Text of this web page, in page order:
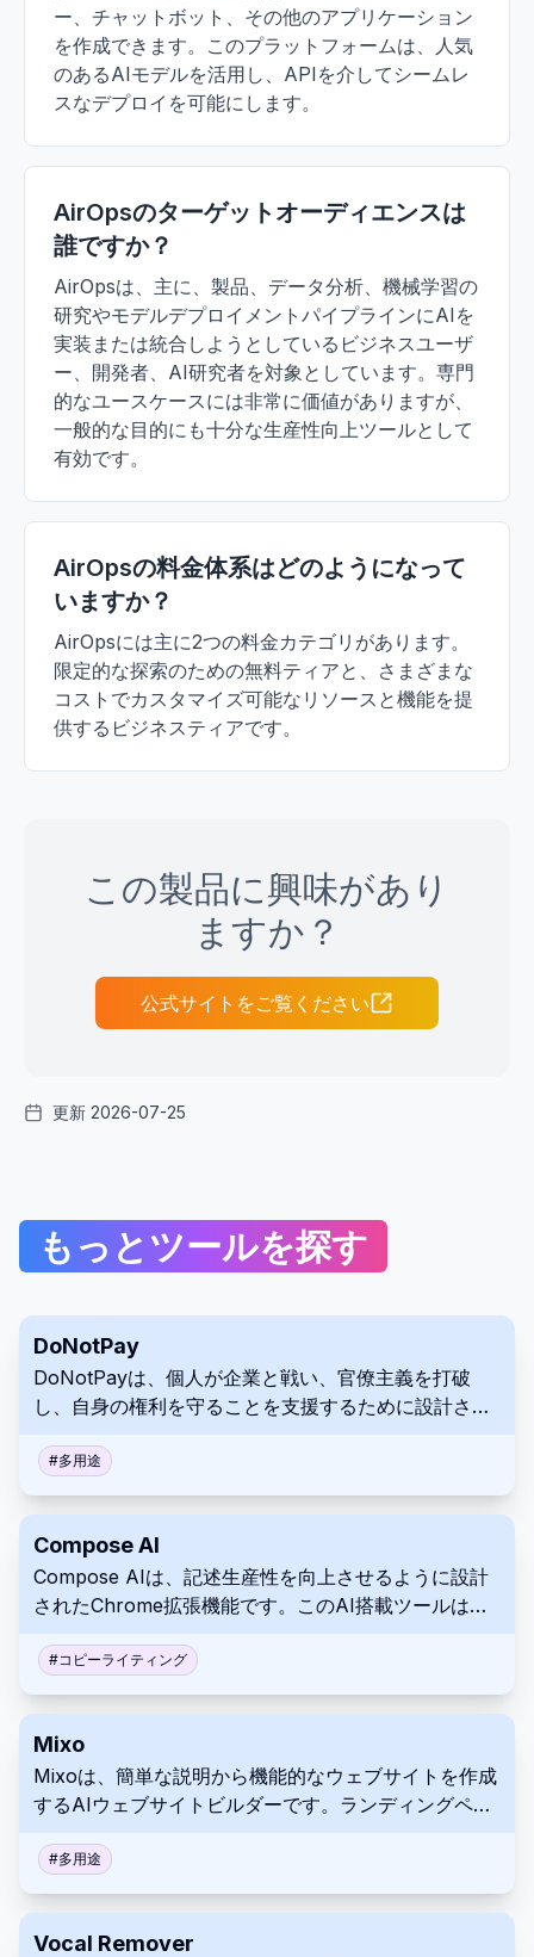
ー、チャットボット、その他のアプリケーション
を作成できます。このプラットフォームは、人気
のあるAIモデルを活用し、APIを介してシームレ
スなデプロイを可能にします。
AirOpsのターゲットオーディエンスは
誰ですか？
AirOpsは、主に、製品、データ分析、機械学習の
研究やモデルデプロイメントパイプラインにAIを
実装または統合しようとしているビジネスユーザ
ー、開発者、AI研究者を対象としています。専門
的なユースケースには非常に価値がありますが、
一般的な目的にも十分な生産性向上ツールとして
有効です。
AirOpsの料金体系はどのようになって
いますか？
AirOpsには主に2つの料金カテゴリがあります。
限定的な探索のための無料ティアと、さまざまな
コストでカスタマイズ可能なリソースと機能を提
供するビジネスティアです。
この製品に興味があり
ますか？
公式サイトをご覧ください
更新 2026-07-25
もっとツールを探す
DoNotPay
DoNotPayは、個人が企業と戦い、官僚主義を打破
し、自身の権利を守ることを支援するために設計され
成や罰金の異議申し立てから、サブスクリプションの
処理など、さまざまな法的タスクのための自動化され
#多用途
Compose AI
Compose AIは、記述生産性を向上させるように設計
されたChrome拡張機能です。このAI搭載ツールは、
より、時間の節約を支援します。メール、記事、レポ
ートなど、どのような文章を作成する場合でも、
了できます。
#コピーライティング
Mixo
Mixoは、簡単な説明から機能的なウェブサイトを作成
するAIウェブサイトビルダーです。ランディングペー
ントツールなどの機能が含まれています。このプラッ
トフォームにより、アイデアをオンラインで迅速かつ
#多用途
Vocal Remover